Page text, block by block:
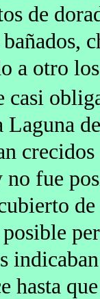
de
a otro
casi
fue
hasta